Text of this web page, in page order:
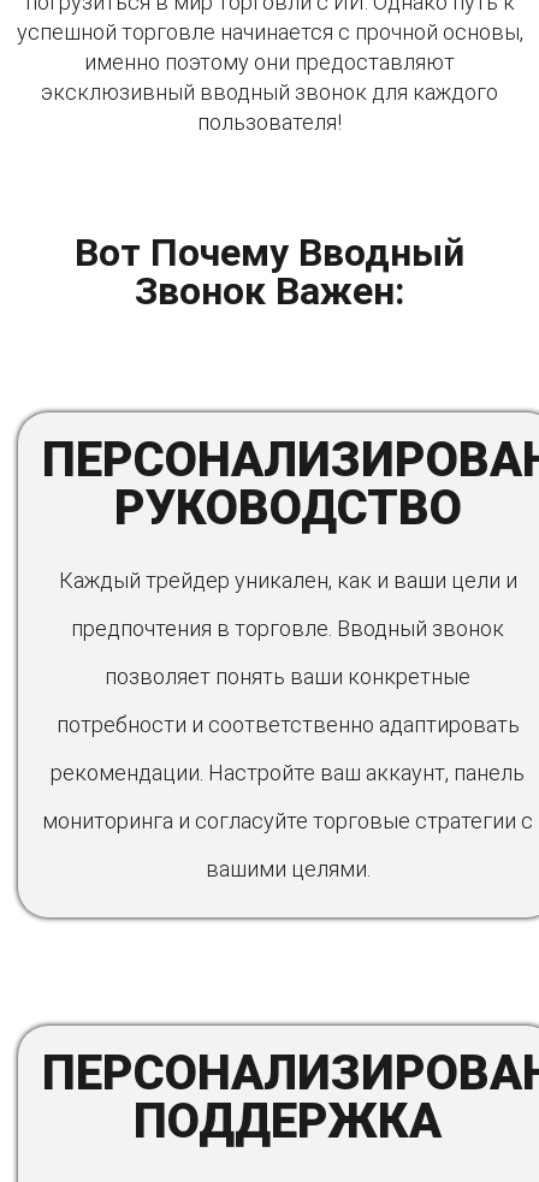
успешной торговле начинается с прочной основы,
именно поэтому они предоставляют
эксклюзивный вводный звонок для каждого
пользователя!
Вот Почему Вводный
Звонок Важен:
РУКОВОДСТВО
Каждый трейдер уникален, как и ваши цели и
предпочтения в торговле. Вводный звонок
позволяет понять ваши конкретные
потребности и соответственно адаптировать
рекомендации. Настройте ваш аккаунт, панель
мониторинга и согласуйте торговые стратегии с
вашими целями.
ПОДДЕРЖКА